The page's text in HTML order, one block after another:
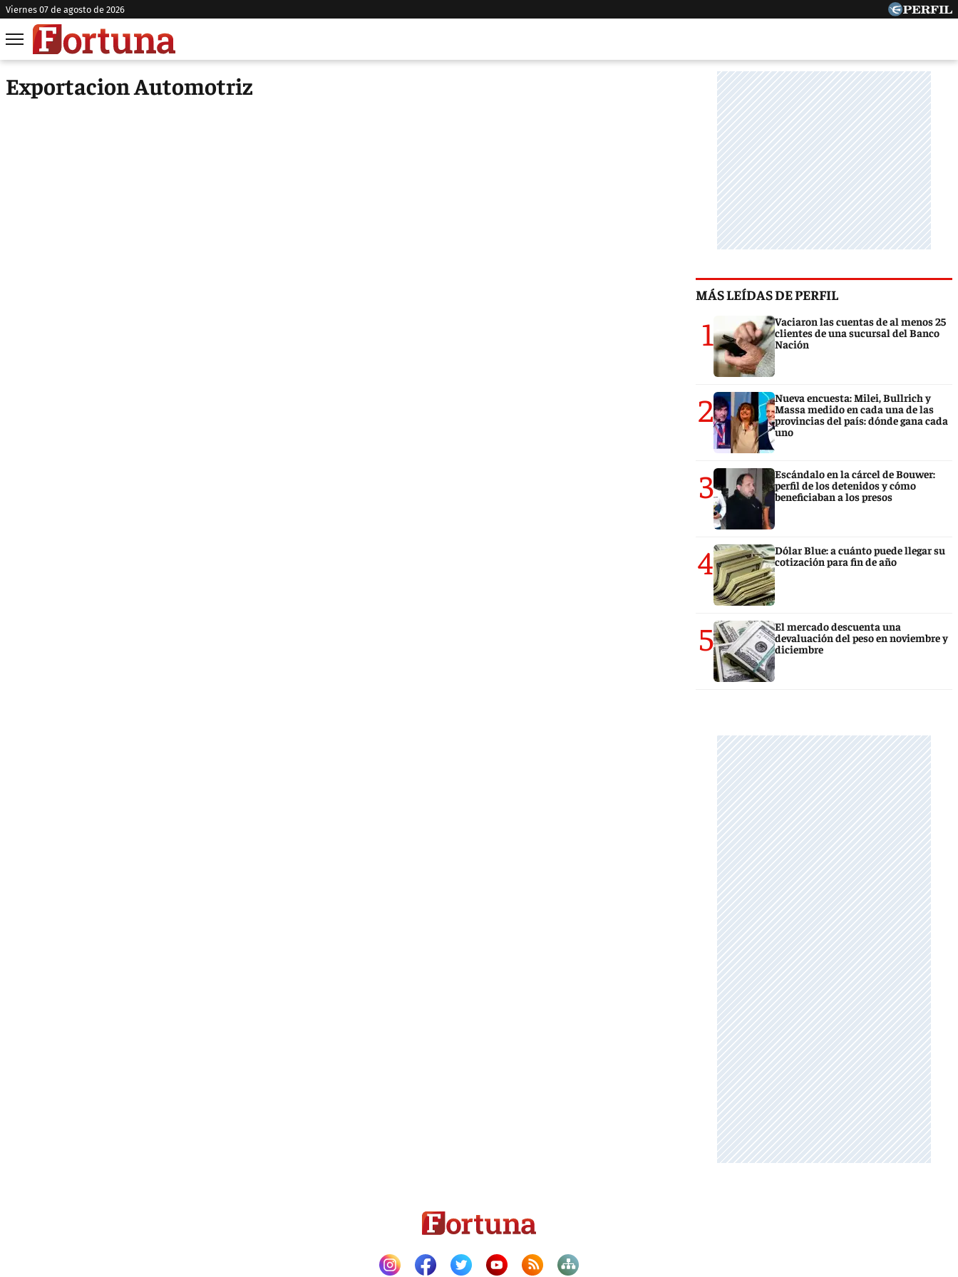
viernes 07 de agosto de 2026
Exportacion Automotriz
MÁS LEÍDAS DE PERFIL
1
Vaciaron las cuentas de al menos 25
clientes de una sucursal del Banco
Nación
2
Nueva encuesta: Milei, Bullrich y
Massa medido en cada una de las
provincias del país: dónde gana cada
uno
3
Escándalo en la cárcel de Bouwer:
perfil de los detenidos y cómo
beneficiaban a los presos
4
Dólar Blue: a cuánto puede llegar su
cotización para fin de año
5
El mercado descuenta una
devaluación del peso en noviembre y
diciembre